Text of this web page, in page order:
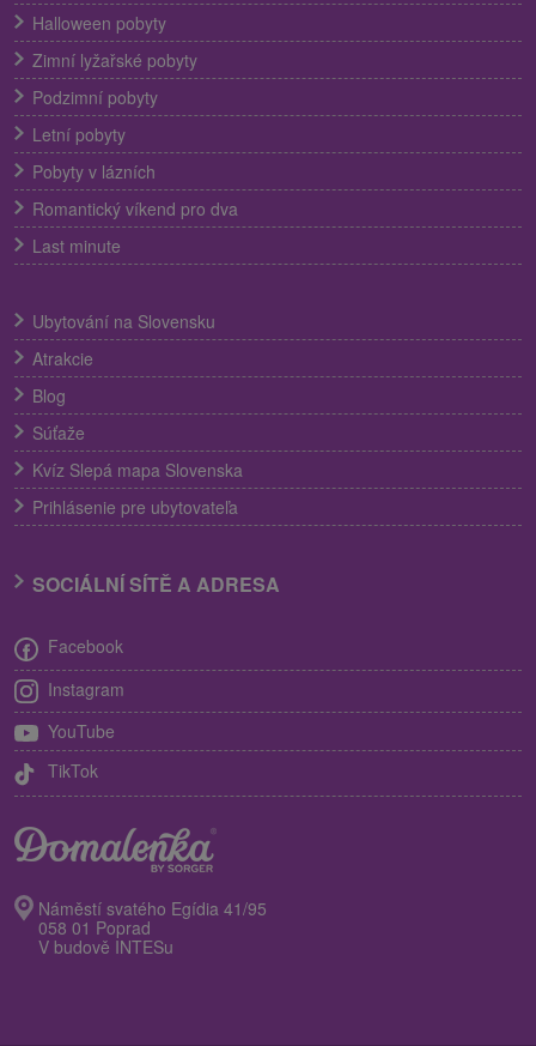
Halloween pobyty
Zimní lyžařské pobyty
Podzimní pobyty
Letní pobyty
Pobyty v lázních
Romantický víkend pro dva
Last minute
Ubytování na Slovensku
Atrakcie
Blog
Súťaže
Kvíz Slepá mapa Slovenska
Prihlásenie pre ubytovateľa
SOCIÁLNÍ SÍTĚ A ADRESA
Facebook
Instagram
YouTube
TikTok
Náměstí svatého Egídia 41/95
058 01 Poprad
V budově INTESu